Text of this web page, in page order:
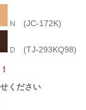
(JC-172K)
(TJ-293KQ98)
ください